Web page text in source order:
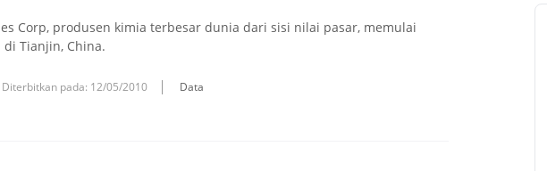
Corp, produsen kimia terbesar dunia dari sisi nilai pasar, memulai
Tianjin, China.
Diterbitkan pada: 12/05/2010 Data